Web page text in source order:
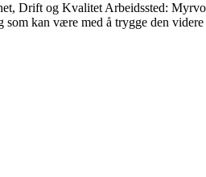
Drift og Kvalitet Arbeidssted:
kan være med å trygge den